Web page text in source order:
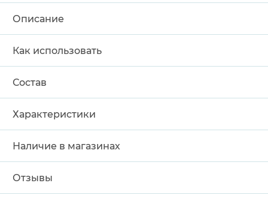
Описание
Как использовать
Состав
Характеристики
Наличие в магазинах
Отзывы